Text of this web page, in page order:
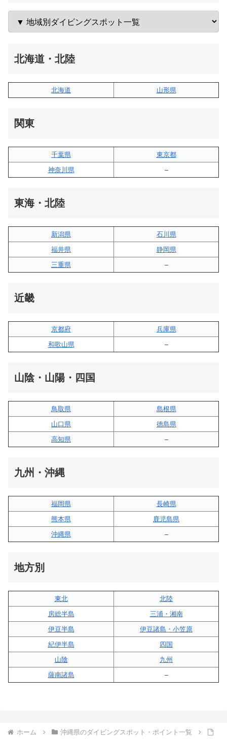
北海道・北陸
北海道 山形県
関東
千葉県
東京都
神奈川県
–
東海・北陸
新潟県
石川県
福井県
静岡県
三重県
–
近畿
京都府
兵庫県
和歌山県
–
山陰・山陽・四国
鳥取県
島根県
山口県
徳島県
高知県
–
九州・沖縄
福岡県
長崎県
熊本県
鹿児島県
沖縄県
–
地方別
東北
北陸
房総半島
三浦・湘南
伊豆半島
伊豆諸島・小笠原
紀伊半島
四国
山陰
九州
薩南諸島
–
ホーム 沖縄県のダイビングスポット・ポイント一覧